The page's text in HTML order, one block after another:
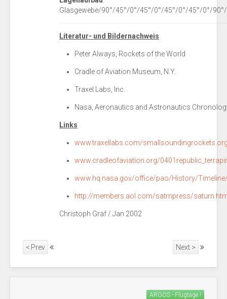
Glasgewebe/90°/45°/0°/45°/0°/45°/0°/45°/0°/
Literatur- und Bildernachweis
Peter Always, Rockets of the World
Cradle of Aviation Museum, N.Y.
Traxel Labs, Inc.
Nasa, Aeronautics and Astronautics
Links
www.traxellabs.com/
www.cradleofaviation.org/
www.hq.nasa.gov/office/pao/History/
http://members.aol.com/satrnpress/
Christoph Graf / Jan 2002
< Prev Next >
ARGOS - Flugtage !